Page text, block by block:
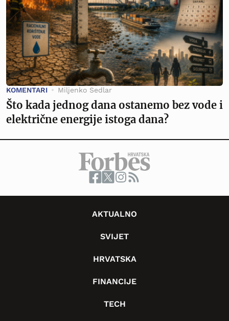
KOMENTARI Miljenko Sedlar
Što kada jednog dana ostanemo bez vode i
električne energije istoga dana?
AKTUALNO
SVIJET
HRVATSKA
FINANCIJE
TECH